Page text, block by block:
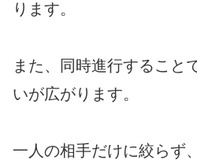
ります。
また、同時進行すること
いが広がります。
一人の相手だけに絞らず